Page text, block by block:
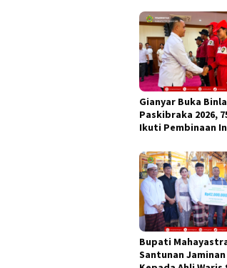
Gianyar Buka
Paskibraka 2026,
Ikuti Pembinaan
Bupati
Santunan